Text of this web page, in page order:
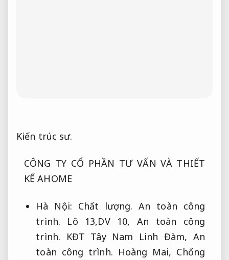
Kiến trúc sư.
CÔNG TY CỔ PHẦN TƯ VẤN VÀ THIẾT
KẾ AHOME
Hà Nội: Chất lượng. An toàn công
trình. Lô 13,DV 10, An toàn công
trình. KĐT Tây Nam Linh Đàm, An
toàn công trình. Hoàng Mai, Chống